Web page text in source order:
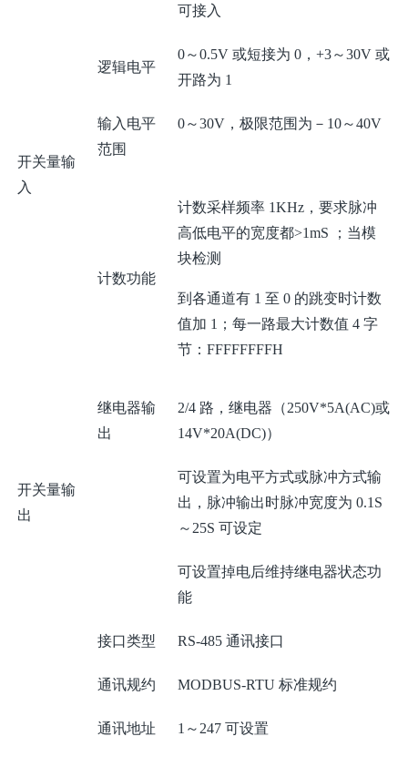
开关量输
入
可接入
逻辑电平
0～0.5V 或短接为 0，+3～30V 或
开路为 1
输入电平
范围
0～30V，极限范围为－10～40V
计数功能
计数采样频率 1KHz，要求脉冲
高低电平的宽度都>1mS ；当模
块检测
到各通道有 1 至 0 的跳变时计数
值加 1；每一路最大计数值 4 字
节：FFFFFFFFH
开关量输
出
继电器输
出
2/4 路，继电器（250V*5A(AC)或
14V*20A(DC)）
可设置为电平方式或脉冲方式输
出，脉冲输出时脉冲宽度为 0.1S
～25S 可设定
可设置掉电后维持继电器状态功
能
接口类型 RS-485 通讯接口
通讯规约 MODBUS-RTU 标准规约
通讯地址 1～247 可设置